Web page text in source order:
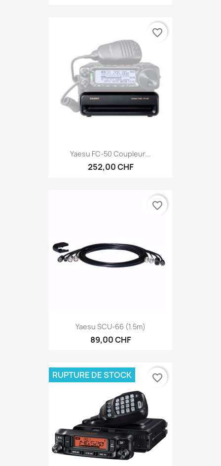
Yaesu FC-50 Coupleur...
252,00 CHF
favorite_border
Yaesu SCU-66 (1.5m)
89,00 CHF
favorite_border
RUPTURE DE STOCK favorite_border